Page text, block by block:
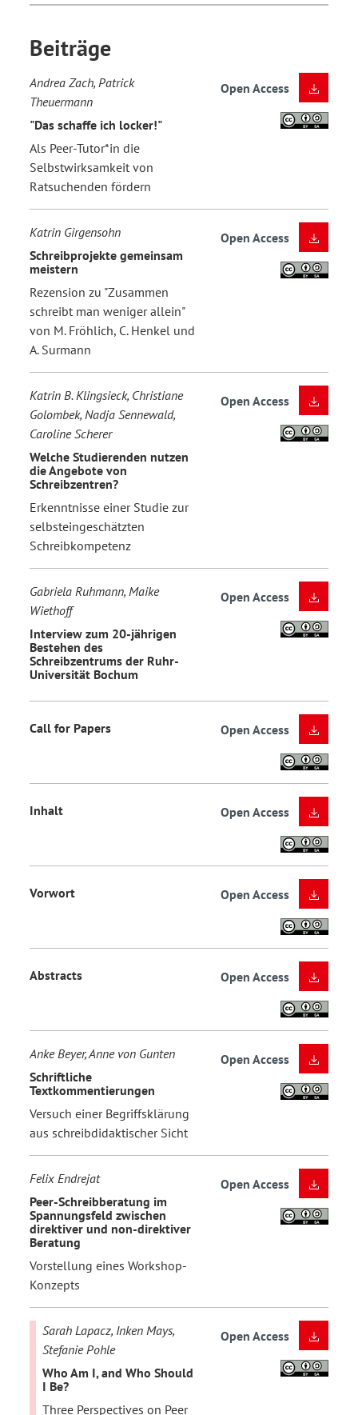
Beiträge
Andrea Zach, Patrick
Theuermann
"Das schaffe ich locker!"
Als Peer-Tutor*in die
Selbstwirksamkeit von
Ratsuchenden fördern
Open Access
Katrin Girgensohn
Schreibprojekte gemeinsam
meistern
Rezension zu "Zusammen
schreibt man weniger allein"
von M. Fröhlich, C. Henkel und
A. Surmann
Open Access
Katrin B. Klingsieck, Christiane
Golombek, Nadja Sennewald,
Caroline Scherer
Welche Studierenden nutzen
die Angebote von
Schreibzentren?
Erkenntnisse einer Studie zur
selbsteingeschätzten
Schreibkompetenz
Open Access
Gabriela Ruhmann, Maike
Wiethoff
Interview zum 20-jährigen
Bestehen des
Schreibzentrums der Ruhr-
Universität Bochum
Open Access
Call for Papers Open Access
Inhalt Open Access
Vorwort Open Access
Abstracts Open Access
Anke Beyer, Anne von Gunten
Schriftliche
Textkommentierungen
Versuch einer Begriffsklärung
aus schreibdidaktischer Sicht
Open Access
Felix Endrejat
Peer-Schreibberatung im
Spannungsfeld zwischen
direktiver und non-direktiver
Beratung
Vorstellung eines Workshop-
Konzepts
Open Access
Sarah Lapacz, Inken Mays,
Stefanie Pohle
Who Am I, and Who Should
I Be?
Three Perspectives on Peer
Open Access